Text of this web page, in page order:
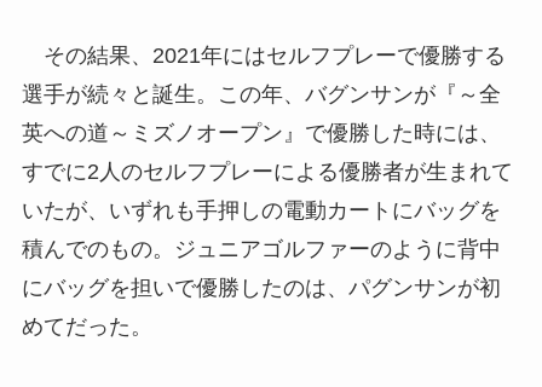
その結果、2021年にはセルフプレーで優勝する
選手が続々と誕生。この年、バグンサンが『～全
英への道～ミズノオープン』で優勝した時には、
すでに2人のセルフプレーによる優勝者が生まれて
いたが、いずれも手押しの電動カートにバッグを
積んでのもの。ジュニアゴルファーのように背中
にバッグを担いで優勝したのは、パグンサンが初
めてだった。